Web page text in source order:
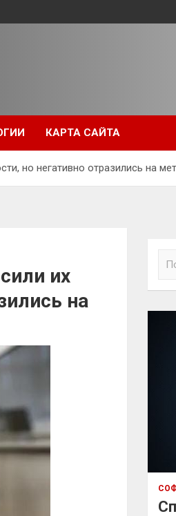
КАРТА САЙТА
но негативно отразились на
их
на
к